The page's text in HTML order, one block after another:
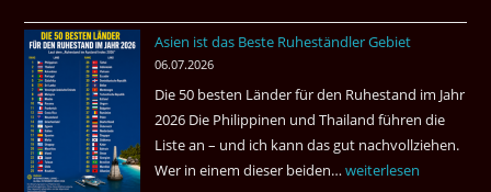
fragt
Tote
einem
Pub
Bangkok
Asien ist das Beste Ruheständler Gebiet
06.07.2026
Die 50 besten Länder für den Ruhestand im Jahr
2026 Die Philippinen und Thailand führen die
Liste an – und ich kann das gut nachvollziehen.
Wer in einem dieser beiden…Asien
weiterlesen